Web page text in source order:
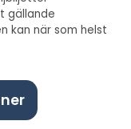
gällande
kan när som helst